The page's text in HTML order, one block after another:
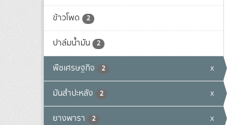
ข้าวโพด 2
ปาล์มน้ำมัน 2
พืชเศรษฐกิจ 2 x
มันสำปะหลัง 2 x
ยางพารา 2 x